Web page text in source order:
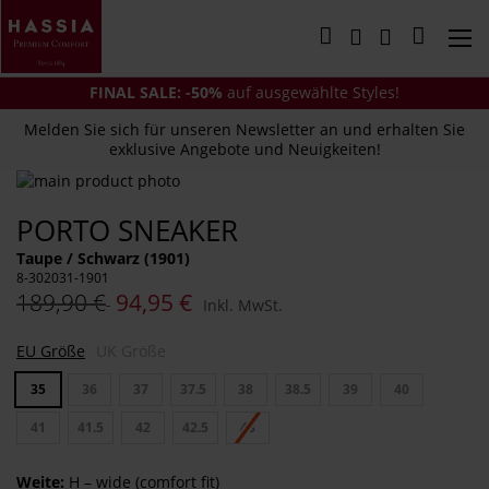
zum
Inhalt
Mein
FINAL SALE: -50% auf ausgewählte Styles!
Melden Sie sich für unseren Newsletter an und erhalten Sie
exklusive Angebote und Neuigkeiten!
PORTO SNEAKER
Taupe / Schwarz (1901)
8-302031-1901
189,90 € 94,95 € Inkl. MwSt.
EU Größe
35 36 37 37.5 38 38.5 39 40
41 41.5 42 42.5 43
Weite: H – wide (comfort fit)
Zum
der
Bildergalerie
springen
Anfang
der
Bildergalerie
springen